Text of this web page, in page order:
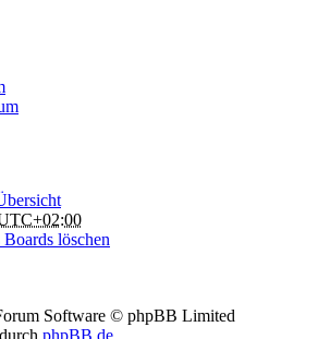
löschen
Software © phpBB Limited